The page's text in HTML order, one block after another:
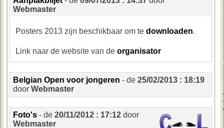
Webmaster
Posters 2013 zijn beschikbaar om te downloaden.
Link naar de website van de organisator
Belgian Open voor jongeren - de 25/02/2013 : 18:19
door Webmaster
Foto's - de 20/11/2012 : 17:12door
Webmaster